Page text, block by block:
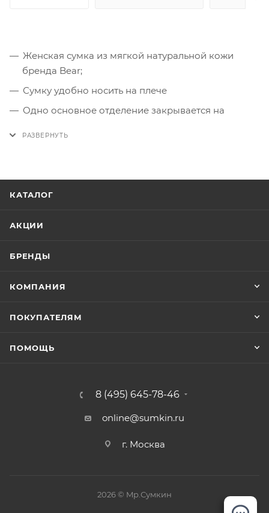
Женская сумка из мягкой натуральной кожи
бренда Bear;
Сумку удобно носить на плече
Одно основное отделение закрывается на
КАТАЛОГ
АКЦИИ
БРЕНДЫ
КОМПАНИЯ
ПОКУПАТЕЛЯМ
ПОМОЩЬ
8 (495) 645-78-46
online@sumkin.ru
г. Москва
2026 © Mр.Сумкин